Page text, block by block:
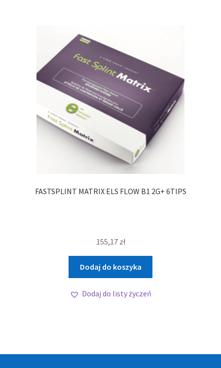
FASTSPLINT MATRIX ELS FLOW B1 2G+ 6TIPS
155,17 zł
Dodaj do koszyka
Dodaj do listy życzeń